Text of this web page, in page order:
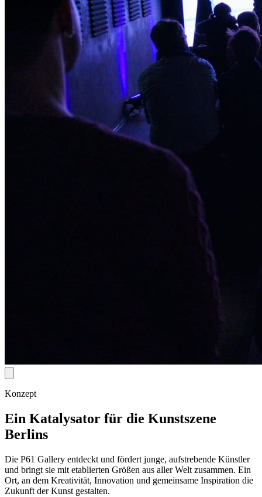
Konzept
Ein Katalysator für die Kunstszene
Berlins
Die P61 Gallery entdeckt und fördert junge, aufstrebende Künstler
und bringt sie mit etablierten Größen aus aller Welt zusammen. Ein
Ort, an dem Kreativität, Innovation und gemeinsame Inspiration die
Zukunft der Kunst gestalten.